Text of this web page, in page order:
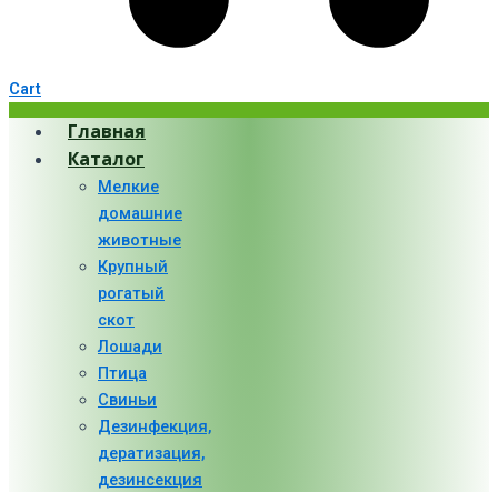
Cart
Главная
Каталог
Мелкие
домашние
животные
Крупный
рогатый
скот
Лошади
Птица
Свиньи
Дезинфекция,
дератизация,
дезинсекция